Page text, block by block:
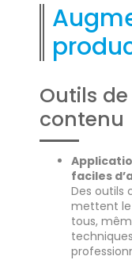
Outils
contenu
faciles
Des outils
mettent le
tous,